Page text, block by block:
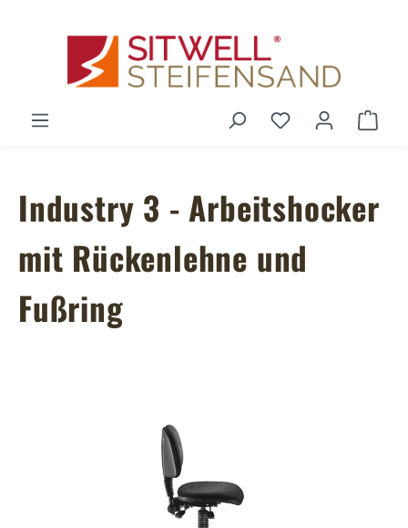
Du hast 0
Industry 3 - Arbeitshocker
mit Rückenlehne und
Fußring
Bildergalerie überspringen